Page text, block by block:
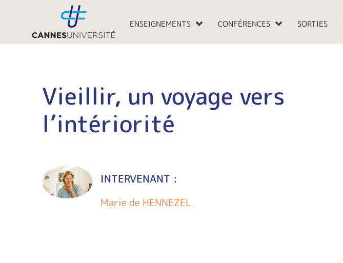
ENSEIGNEMENTS CONFÉRENCES SORTIES
Vieillir, un voyage vers
l’intériorité
INTERVENANT :
Marie de HENNEZEL